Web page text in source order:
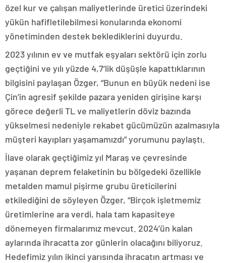
özel kur ve çalışan maliyetlerinde üretici üzerindeki
yükün hafifletilebilmesi konularında ekonomi
yönetiminden destek beklediklerini duyurdu.
2023 yılının ev ve mutfak eşyaları sektörü için zorlu
geçtiğini ve yılı yüzde 4,7’lik düşüşle kapattıklarının
bilgisini paylaşan Özger, “Bunun en büyük nedeni ise
Çin’in agresif şekilde pazara yeniden girişine karşı
görece değerli TL ve maliyetlerin döviz bazında
yükselmesi nedeniyle rekabet gücümüzün azalmasıyla
müşteri kayıpları yaşamamızdı” yorumunu paylaştı.
İlave olarak geçtiğimiz yıl Maraş ve çevresinde
yaşanan deprem felaketinin bu bölgedeki özellikle
metalden mamul pişirme grubu üreticilerini
etkilediğini de söyleyen Özger, “Birçok işletmemiz
üretimlerine ara verdi, hala tam kapasiteye
dönemeyen firmalarımız mevcut. 2024’ün kalan
aylarında ihracatta zor günlerin olacağını biliyoruz.
Hedefimiz yılın ikinci yarısında ihracatın artması ve